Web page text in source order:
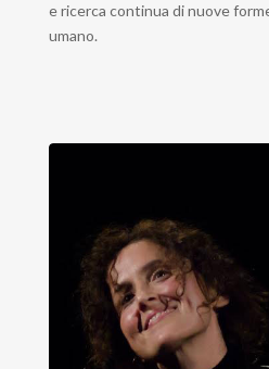
e ricerca continua di nuove
umano.